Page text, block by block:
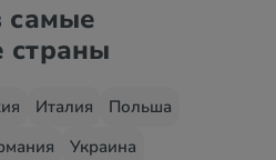
самые
страны
Италия
Польша
Украина